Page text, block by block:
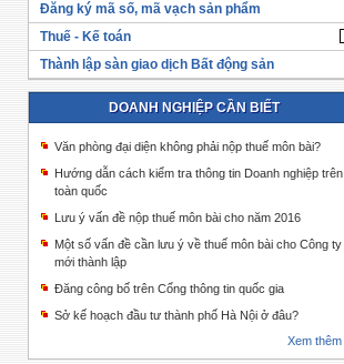
Đăng ký mã số, mã vạch sản phẩm
Thuế - Kế toán
Thành lập sàn giao dịch Bất động sản
DOANH NGHIỆP CẦN BIẾT
Văn phòng đại diện không phải nộp thuế môn bài?
Hướng dẫn cách kiểm tra thông tin Doanh nghiệp trên
toàn quốc
Lưu ý vấn đề nộp thuế môn bài cho năm 2016
Một số vấn đề cần lưu ý về thuế môn bài cho Công ty
mới thành lập
Đăng công bố trên Cổng thông tin quốc gia
Sở kế hoạch đầu tư thành phố Hà Nội ở đâu?
Xem thêm